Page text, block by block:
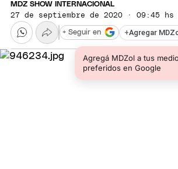
MDZ SHOW INTERNACIONAL
27 de septiembre de 2020 · 09:45 hs
+Agregar
Agregá MDZol a tus
preferidos en Google
+ Seguir en